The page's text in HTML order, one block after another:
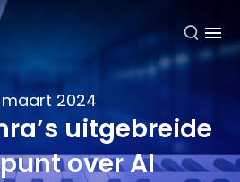
uitgebreide
over AI
maart 2024